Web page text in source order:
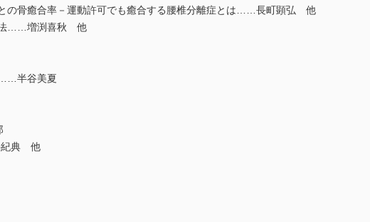
の骨癒合率－運動許可でも癒合する腰椎分離症とは……長町顕弘 他
法……増渕喜秋 他
……半谷美夏
紀典 他